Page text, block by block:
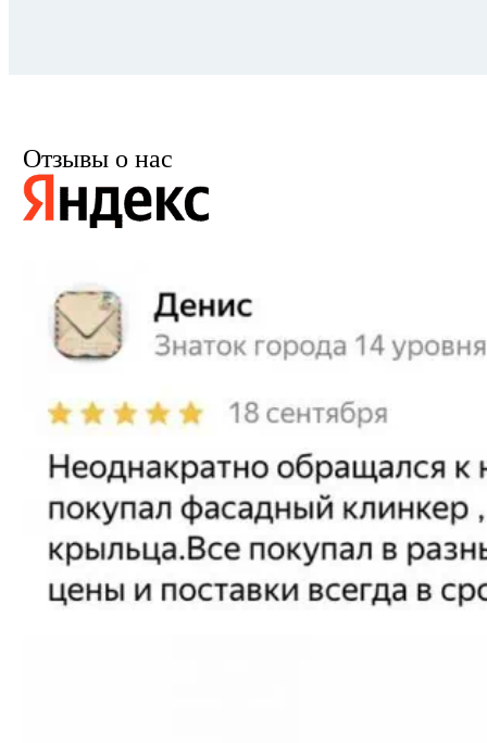
Отзывы о нас